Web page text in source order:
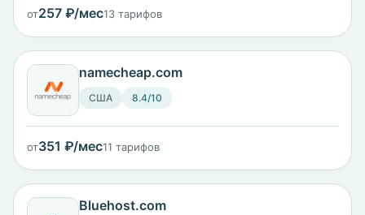
от257 ₽/мес13 тарифов
namecheap.com
США 8.4/10
от351 ₽/мес11 тарифов
Bluehost.com